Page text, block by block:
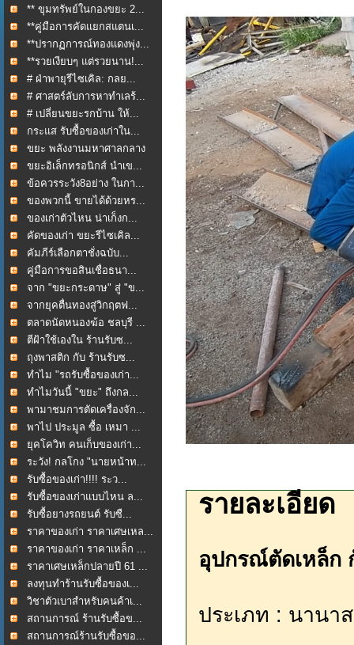
กา...
** ขุมทรัพย์ในกองขยะ 2...
**คู่มือการคัดแยกสแตนเ...
**ปรากฏการณ์ทองแดงพุ่ง...
**รวยเงียบๆ แต่รวยนาน!...
# ฝ่าพายุรีไซเคิล: กลย...
# ศาสตร์ลับการหาทำเลร้...
# เปลี่ยนขยะรกบ้าน ให้...
กระแส รับซื้อของเก่าใน...
ขยะ พลังงานมหาศาลกลาง
ใ...
ขยะอิเล็กทรอนิกส์ นำเข...
ข้อควรระวัง8อย่าง ในกา...
ของพวกนี้ ขายได้ด้วยหร...
ของเก่าตัวไหน น่าเก็งก...
คัดของเก่า ขยะรีไซเคิล...
คัมภีร์เลือกตาชั่งฉบับ...
คู่มือการขอสินเชื่อธนา...
จาก "ขยะกระดาษ" สู่ "ข...
จากยุคตื่นทองสู่วิกฤตฟ...
ตลาดนัดหนองฆ้อ ชลบุรี ...
ตีฝ้าใช้เองใน ร้านรับซ...
ถุงพาสติก กับ ร้านรับซ...
ทำไม "รถรับซื้อของเก่า...
ทำไมวันนี้ "ขยะ" ถึงกล...
พามาชมการตัดเครื่องจัก...
พาไป ประมูล ซื้อ เหมา ...
ยุคโควิท คนเก็บของเก่า...
ระวัง! กลโกง "นายหน้าท...
รับซื้อของเก่า!!!! ระว...
รับซื้อของเก่าแบบไหน ล...
รับซื้อยางรถยนต์ รับซื...
ราคาของเก่า ราคาเศษเหล...
ราคาของเก่า ราคาเหล็ก ...
ราคาเศษเหล็กปลายปี 61 ...
ลงทุนทำร้านรับซื้อของเ...
วิชาตัวเบาสำหรับคนค้าเ...
สถานการณ์ ร้านรับซื้อข...
สถานการณ์ร้านรับซื้อขอ...
รายละเอียด
อุปกรณ์ตัดเหล็ก
ประเภท : นานา